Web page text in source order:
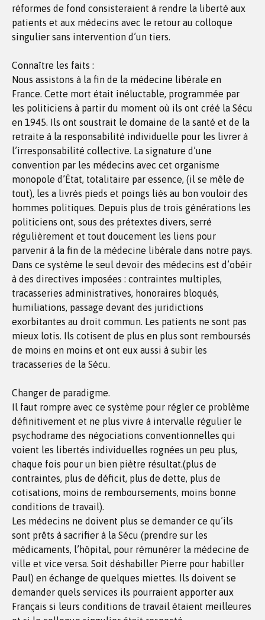
réformes de fond consisteraient à rendre la liberté aux
patients et aux médecins avec le retour au colloque
singulier sans intervention d’un tiers.
Connaître les faits :
Nous assistons à la fin de la médecine libérale en
France. Cette mort était inéluctable, programmée par
les politiciens à partir du moment où ils ont créé la Sécu
en 1945. Ils ont soustrait le domaine de la santé et de la
retraite à la responsabilité individuelle pour les livrer à
l’irresponsabilité collective. La signature d’une
convention par les médecins avec cet organisme
monopole d’État, totalitaire par essence, (il se mêle de
tout), les a livrés pieds et poings liés au bon vouloir des
hommes politiques. Depuis plus de trois générations les
politiciens ont, sous des prétextes divers, serré
régulièrement et tout doucement les liens pour
parvenir à la fin de la médecine libérale dans notre pays.
Dans ce système le seul devoir des médecins est d’obéir
à des directives imposées : contraintes multiples,
tracasseries administratives, honoraires bloqués,
humiliations, passage devant des juridictions
exorbitantes au droit commun. Les patients ne sont pas
mieux lotis. Ils cotisent de plus en plus sont remboursés
de moins en moins et ont eux aussi à subir les
tracasseries de la Sécu.
Changer de paradigme.
Il faut rompre avec ce système pour régler ce problème
définitivement et ne plus vivre à intervalle régulier le
psychodrame des négociations conventionnelles qui
voient les libertés individuelles rognées un peu plus,
chaque fois pour un bien piètre résultat.(plus de
contraintes, plus de déficit, plus de dette, plus de
cotisations, moins de remboursements, moins bonne
conditions de travail).
Les médecins ne doivent plus se demander ce qu’ils
sont prêts à sacrifier à la Sécu (prendre sur les
médicaments, l’hôpital, pour rémunérer la médecine de
ville et vice versa. Soit déshabiller Pierre pour habiller
Paul) en échange de quelques miettes. Ils doivent se
demander quels services ils pourraient apporter aux
Français si leurs conditions de travail étaient meilleures